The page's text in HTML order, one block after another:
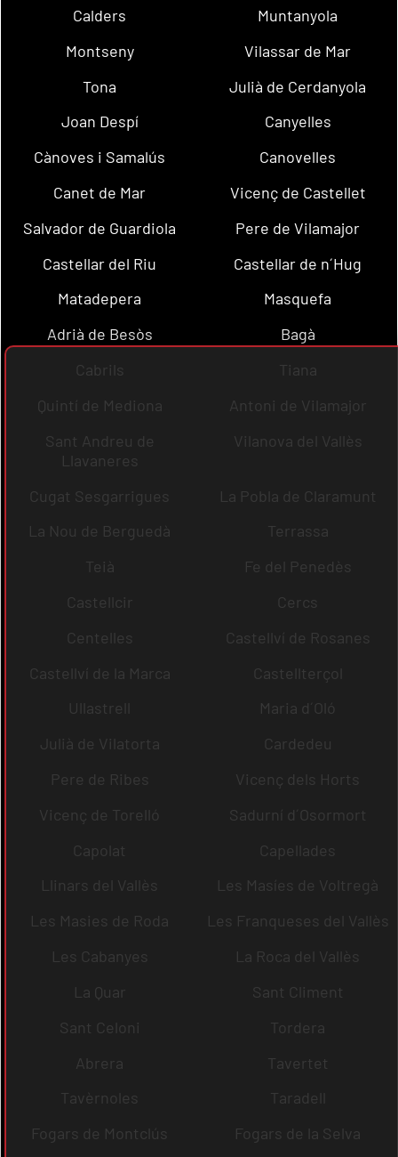
Calders
Muntanyola
Montseny
Vilassar de Mar
Tona
Julià de Cerdanyola
Joan Despí
Canyelles
Cànoves i Samalús
Canovelles
Canet de Mar
Vicenç de Castellet
Salvador de Guardiola
Pere de Vilamajor
Castellar del Riu
Castellar de n´Hug
Matadepera
Masquefa
Adrià de Besòs
Bagà
Cabrils
Tiana
Quintí de Mediona
Antoni de Vilamajor
Sant Andreu de
Llavaneres
Vilanova del Vallès
Cugat Sesgarrigues
La Pobla de Claramunt
La Nou de Berguedà
Terrassa
Teià
Fe del Penedès
Castellcir
Cercs
Centelles
Castellví de Rosanes
Castellví de la Marca
Castellterçol
Ullastrell
Maria d´Oló
Julià de Vilatorta
Cardedeu
Pere de Ribes
Vicenç dels Horts
Vicenç de Torelló
Sadurní d´Osormort
Capolat
Capellades
Llinars del Vallès
Les Masíes de Voltregà
Les Masies de Roda
Les Franqueses del Vallès
Les Cabanyes
La Roca del Vallès
La Quar
Sant Climent
Sant Celoni
Tordera
Abrera
Tavertet
Tavèrnoles
Taradell
Fogars de Montclús
Fogars de la Selva